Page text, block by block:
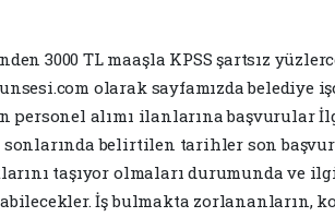
3000 TL maaşla KPSS şartsız
olarak sayfamızda belediye
personel alımı ilanlarına başvurular
sonlarında belirtilen tarihler son
taşıyor olmaları durumunda ve
İş bulmakta zorlananların,